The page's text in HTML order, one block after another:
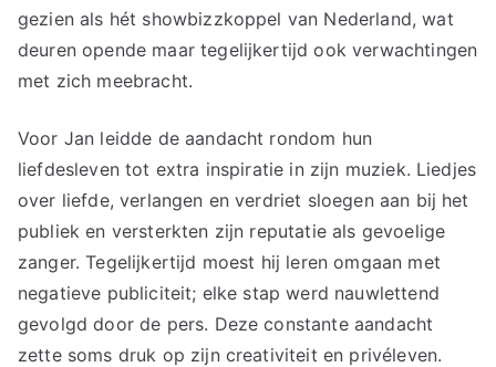
gezien als hét showbizzkoppel van Nederland, wat
deuren opende maar tegelijkertijd ook verwachtingen
met zich meebracht.
Voor Jan leidde de aandacht rondom hun
liefdesleven tot extra inspiratie in zijn muziek. Liedjes
over liefde, verlangen en verdriet sloegen aan bij het
publiek en versterkten zijn reputatie als gevoelige
zanger. Tegelijkertijd moest hij leren omgaan met
negatieve publiciteit; elke stap werd nauwlettend
gevolgd door de pers. Deze constante aandacht
zette soms druk op zijn creativiteit en privéleven.